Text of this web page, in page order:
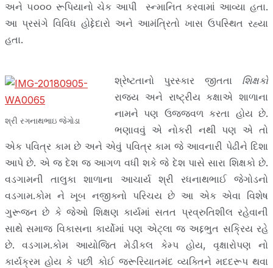
અને ૫૦૦૦ રૂપિયાનો ચેક આપી સ્ન્માનિત કરવામાં આવ્યા હતા.
આ પ્રસંગે વિવિધ હોદ્દેદારો અને આમંત્રિતો ખાસ ઉપસ્થિત રહ્યા
હતા.
શ્રી રગનાથભાઇ જેગોડા
શ્રેષ્ટતાનો પુરસ્કાર જીતતા શિક્ષકો
રાજ્ય અને રાષ્ટ્રીય કક્ષાએ શાળાના
નામને પણ ઉજ્જવળ કરતા હોય છે.
ભણાવવું એ નોકરી નથી પણ એ તો
એક પવિત્ર કામ છે અને એવું પવિત્ર કામ જે આવનારી પેઢીને દિશા
આપે છે. એ જ દેશ જ આગળ વધી શકે જે દેશ પાસે સારા શિક્ષકો છે.
વડગામની તાલુકા શાળાના આચાર્ય શ્રી રધનાથભાઈ જેગોડનો
વડગામ.કોમ ને ખૂબ નજીક્નો પરિચય છે આ એક એવા વિશેષ
ગુરૂજન છે કે જેઓ શિક્ષણ કાર્યમાં સતત પ્રવ્રુતિશીલ રહેવાની
સાથે સમાજ વિકાસના કાર્યોમાં પણ એટ્લા જ અદ્દભુત સક્રિય રહે
છે. વડગામ.કોમ આયોજિત મેડીકલ કેમ્પ હોય, વૃક્ષારોપણ નો
કાર્યક્રમ હોય કે પછી કોઈ જરૂરિયાતમંદ વ્યક્તિને મદદરૂપ થવા